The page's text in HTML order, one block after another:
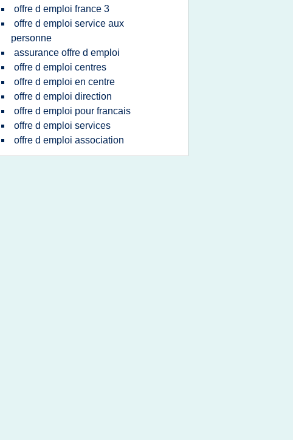
offre d emploi france 3
offre d emploi service aux
personne
assurance offre d emploi
offre d emploi centres
offre d emploi en centre
offre d emploi direction
offre d emploi pour francais
offre d emploi services
offre d emploi association